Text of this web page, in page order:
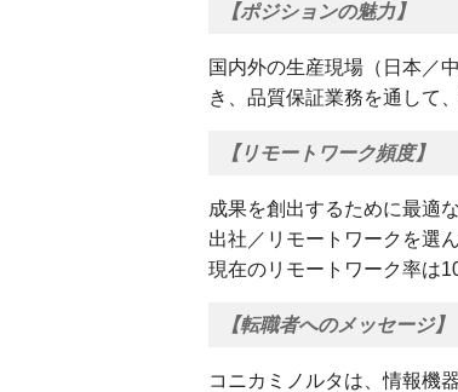
【ポジションの魅力】
国内外の生産現場（日本／
き、品質保証業務を通して
【リモートワーク頻度】
成果を創出するために最適
出社／リモートワークを選
現在のリモートワーク率は
【転職者へのメッセージ】
コニカミノルタは、情報機